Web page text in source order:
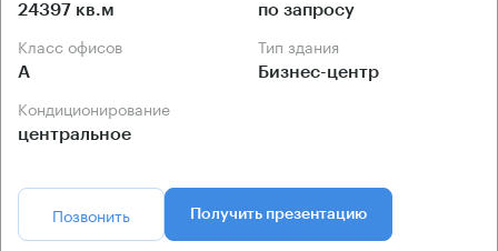
24397 кв.м по запросу
Класс офисов
А
Тип здания
Бизнес-центр
Кондиционирование
центральное
Позвонить Получить презентацию